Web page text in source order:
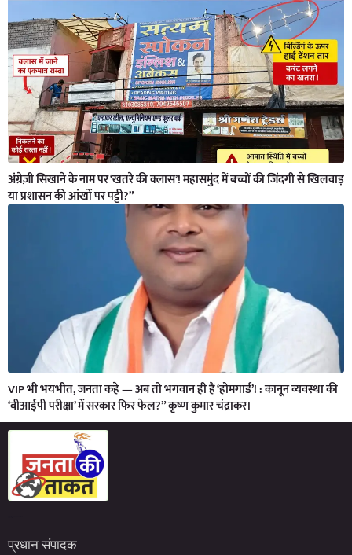
अंग्रेज़ी सिखाने के नाम पर ‘खतरे की क्लास’! महासमुंद में बच्चों की जिंदगी से खिलवाड़
या प्रशासन की आंखों पर पट्टी?”
VIP भी भयभीत, जनता कहे — अब तो भगवान ही हैं ‘होमगार्ड’! : कानून व्यवस्था की
‘वीआईपी परीक्षा’ में सरकार फिर फेल?” कृष्ण कुमार चंद्राकर।
प्रधान संपादक